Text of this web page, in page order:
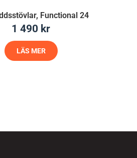
Functional 24
1 490 kr
LÄS MER